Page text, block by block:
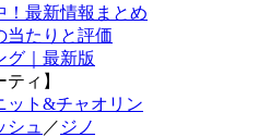
！最新情報まとめ
当たりと評価
グ｜最新版
ィ】
ット&チャオリン
シュ ／ ジノ